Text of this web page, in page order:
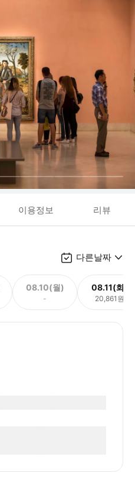
이용정보 리뷰
다른날짜
08.10(월)
-
08.11(화)
20,861원